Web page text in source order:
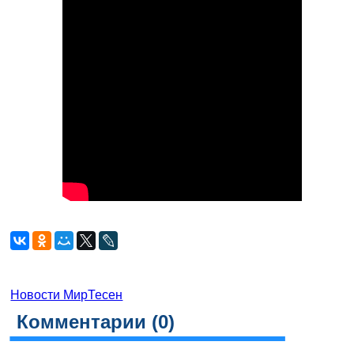
Новости МирТесен
Комментарии (0)